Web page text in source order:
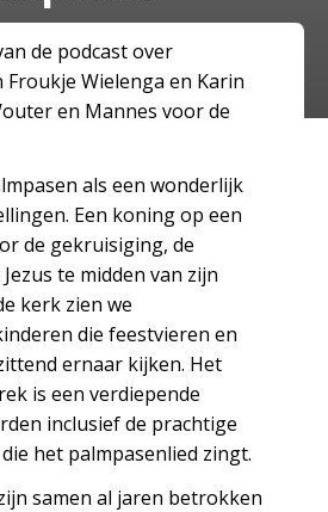
de podcast over
Wielenga en Karin
en Mannes voor de
als een wonderlijk
Een koning op een
de gekruisiging, de
te midden van zijn
kerk zien we
die feestvieren en
ernaar kijken. Het
is een verdiepende
inclusief de prachtige
het palmpasenlied zingt.
samen al jaren betrokken